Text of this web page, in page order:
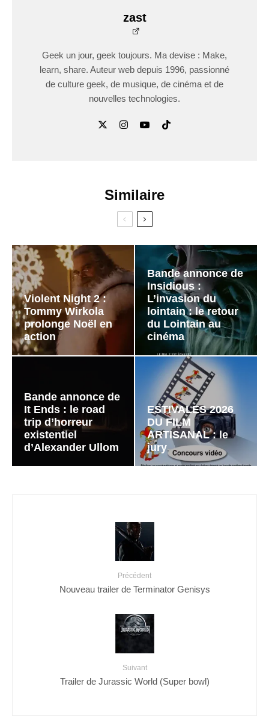
zast
Geek un jour, geek toujours. Ma devise : Make,
learn, share. Auteur web depuis 1996, passionné
de culture geek, de musique, de cinéma et de
nouvelles technologies.
Similaire
Violent Night 2 :
Tommy Wirkola
prolonge Noël en
action
Bande annonce de
Insidious :
L’invasion du
lointain : le retour
du Lointain au
cinéma
Bande annonce de
It Ends : le road
trip d’horreur
existentiel
d’Alexander Ullom
ESTIVALES 2026
DU FILM
ARTISANAL : le
jury
Précédent
Nouveau trailer de Terminator Genisys
Suivant
Trailer de Jurassic World (Super bowl)